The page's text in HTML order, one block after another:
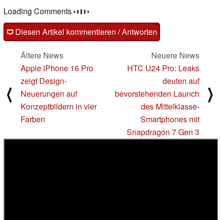
Loading Comments
Diesen Artikel kommentieren / Antworten
⟨
Ältere News
Apple iPhone 16 Pro
zeigt Design-
Neuerungen auf
Konzeptbildern in vier
Farben
Neuere News
HTC U24 Pro: Leaks
deuten auf
bevorstehenden Launch
des Mittelklasse-
Smartphones mit
Snapdragon 7 Gen 3
⟩